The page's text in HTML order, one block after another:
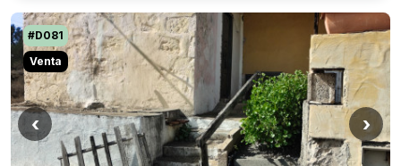
‹ ›
#D081
Venta